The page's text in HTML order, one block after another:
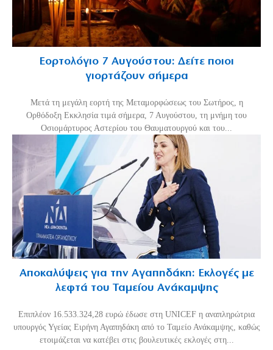
Εορτολόγιο 7 Αυγούστου: Δείτε ποιοι
γιορτάζουν σήμερα
Μετά τη μεγάλη εορτή της Μεταμορφώσεως του Σωτήρος, η
Ορθόδοξη Εκκλησία τιμά σήμερα, 7 Αυγούστου, τη μνήμη του
Οσιομάρτυρος Αστερίου του Θαυματουργού και του...
Αποκαλύψεις για την Αγαπηδάκη: Εκλογές με
λεφτά του Ταμείου Ανάκαμψης
Επιπλέον 16.533.324,28 ευρώ έδωσε στη UNICEF η αναπληρώτρια
υπουργός Υγείας Ειρήνη Αγαπηδάκη από το Ταμείο Ανάκαμψης, καθώς
ετοιμάζεται να κατέβει στις βουλευτικές εκλογές στη...